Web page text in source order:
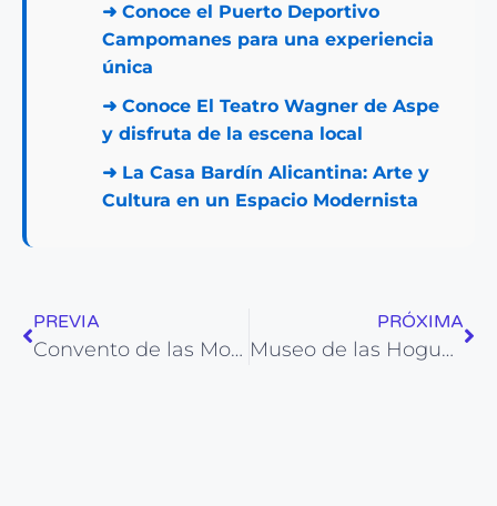
➜ Conoce el Puerto Deportivo
Campomanes para una experiencia
única
➜ Conoce El Teatro Wagner de Aspe
y disfruta de la escena local
➜ La Casa Bardín Alicantina: Arte y
Cultura en un Espacio Modernista
PREVIA
Convento de las Monjas Canónigas de San Agustín
PRÓXIMA
Museo de las Hogueras en Alicante